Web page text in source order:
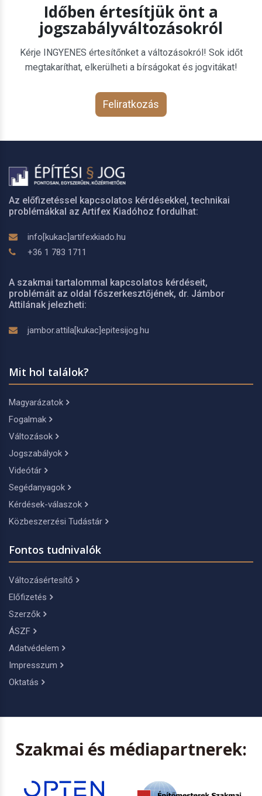
Időben értesítjük önt a
jogszabályváltozásokról
Kérje INGYENES értesítőnket a változásokról! Sok időt
megtakaríthat, elkerülheti a bírságokat és jogvitákat!
Feliratkozás
Az előfizetéssel kapcsolatos kérdésekkel, technikai
problémákkal az Artifex Kiadóhoz fordulhat:
info[kukac]artifexkiado.hu
+36 1 783 1711
A szakmai tartalommal kapcsolatos kérdéseit,
problémáit az oldal főszerkesztőjének, dr. Jámbor
Attilának jelezheti:
jambor.attila[kukac]epitesijog.hu
Mit hol találok?
Magyarázatok
Fogalmak
Változások
Jogszabályok
Videótár
Segédanyagok
Kérdések-válaszok
Közbeszerzési Tudástár
Fontos tudnivalók
Változásértesítő
Előfizetés
Szerzők
ÁSZF
Adatvédelem
Impresszum
Oktatás
Szakmai és médiapartnerek: